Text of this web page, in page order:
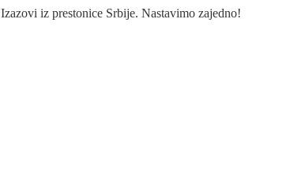
Izazovi iz prestonice Srbije. Nastavimo zajedno!